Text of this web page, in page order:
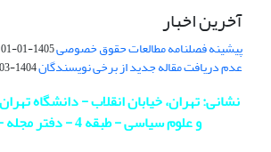
آخرین اخبار
پیشینه فصلنامه مطالعات حقوق خصوصی1405-01-01
عدم دریافت مقاله جدید از برخی نویسندگان1404-03-20
نشانی: تهران، خیابان انقلاب - دانشگاه
و علوم سیاسی - طبقه 4 - دفتر مجله - اتاق 413